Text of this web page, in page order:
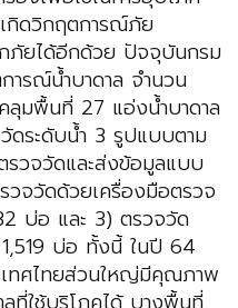
กิดวิกฤตการณ์ภัย
ภัยได้อีกด้วย ปัจจุบันกรม
ารณ์น้ำบาดาล จำนวน
ลุมพื้นที่ 27 แอ่งน้ำบาดาล
ดระดับน้ำ 3 รูปแบบตาม
วจวัดและส่งข้อมูลแบบ
จวัดด้วยเครื่องมือตรวจ
บ่อ และ 3) ตรวจวัด
บ่อ ทั้งนี้ ในปี 64
ทศไทยส่วนใหญ่มีคุณภาพ